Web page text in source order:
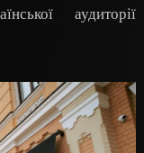
аудиторії